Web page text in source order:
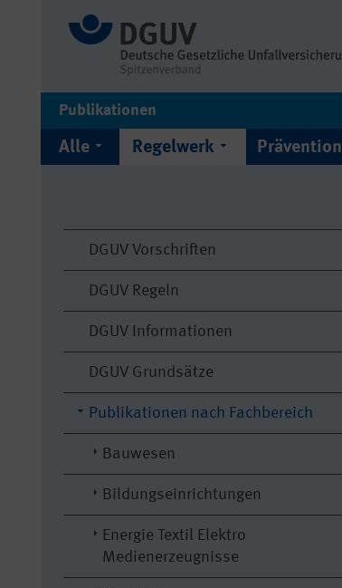
Publikationen
Alle Regelwerk Prävention
DGUV Vorschriften
DGUV Regeln
DGUV Informationen
DGUV Grundsätze
Publikationen nach Fachbereich
Bauwesen
Bildungseinrichtungen
Energie Textil Elektro
Medienerzeugnisse